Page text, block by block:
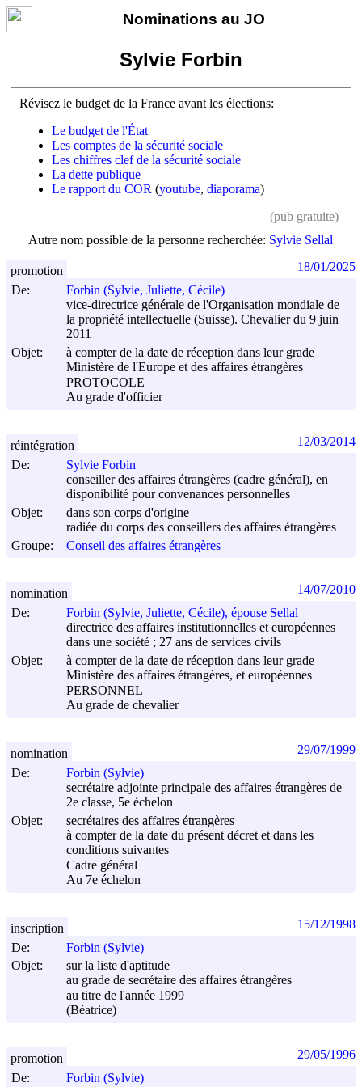
Nominations au JO
Sylvie Forbin
Révisez le budget de la France avant les élections:
Le budget de l'État
Les comptes de la sécurité sociale
Les chiffres clef de la sécurité sociale
La dette publique
Le rapport du COR (youtube, diaporama)
(pub gratuite)
Autre nom possible de la personne recherchée: Sylvie Sellal
De:
Forbin (Sylvie, Juliette, Cécile)
vice-directrice générale de l'Organisation mondiale de
la propriété intellectuelle (Suisse). Chevalier du 9 juin
2011
Objet:
à compter de la date de réception dans leur grade
Ministère de l'Europe et des affaires étrangères
PROTOCOLE
Au grade d'officier
promotion 18/01/2025
De:
Sylvie Forbin
conseiller des affaires étrangères (cadre général), en
disponibilité pour convenances personnelles
Objet:
dans son corps d'origine
radiée du corps des conseillers des affaires étrangères
Groupe:
Conseil des affaires étrangères
réintégration 12/03/2014
De:
Forbin (Sylvie, Juliette, Cécile), épouse Sellal
directrice des affaires institutionnelles et européennes
dans une société ; 27 ans de services civils
Objet:
à compter de la date de réception dans leur grade
Ministère des affaires étrangères, et européennes
PERSONNEL
Au grade de chevalier
nomination 14/07/2010
De:
Forbin (Sylvie)
secrétaire adjointe principale des affaires étrangères de
2e classe, 5e échelon
Objet:
secrétaires des affaires étrangères
à compter de la date du présent décret et dans les
conditions suivantes
Cadre général
Au 7e échelon
nomination 29/07/1999
De:
Forbin (Sylvie)
Objet:
sur la liste d'aptitude
au grade de secrétaire des affaires étrangères
au titre de l'année 1999
(Béatrice)
inscription 15/12/1998
De:
Forbin (Sylvie)
promotion 29/05/1996